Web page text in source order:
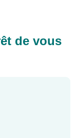
de vous